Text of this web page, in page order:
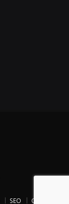
SEO Contacto